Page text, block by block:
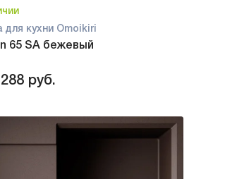
для кухни Omoikiri
65 SA бежевый
руб.